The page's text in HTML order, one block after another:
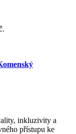
inkluzivity a
přístupu ke